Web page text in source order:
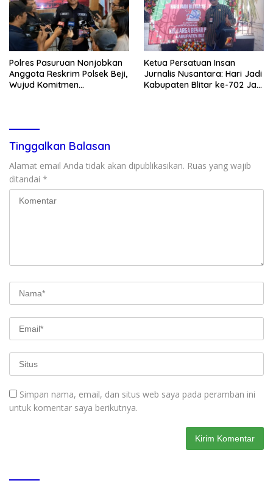
Polres Pasuruan Nonjobkan
Anggota Reskrim Polsek Beji,
Wujud Komitmen
Ketua Persatuan Insan
Jurnalis Nusantara: Hari Jadi
Kabupaten Blitar ke-702 Jadi
Tinggalkan Balasan
Alamat email Anda tidak akan dipublikasikan. Ruas yang wajib
ditandai *
Simpan nama, email, dan situs web saya pada peramban ini
untuk komentar saya berikutnya.